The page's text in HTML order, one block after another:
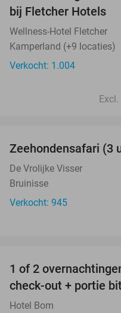
bij Fletcher Hotels
Wellness-Hotel Fletcher
Kamperland (+9 locaties)
Verkocht: 1.004
Zeehondensafari (3
De Vrolijke Visser
Bruinisse
Verkocht: 945
1 of 2
check-out + portie
Hotel Bom